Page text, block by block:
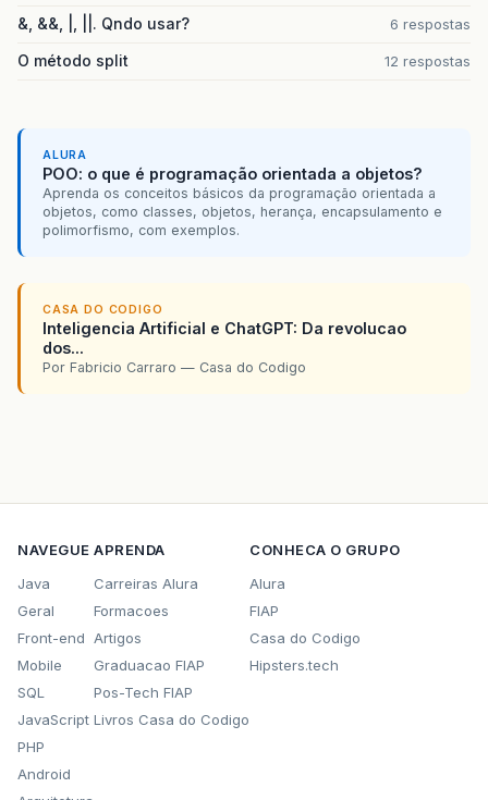
&, &&, |, ||. Qndo usar? 6 respostas
O método split 12 respostas
ALURA
POO: o que é programação orientada a objetos?
Aprenda os conceitos básicos da programação orientada a
objetos, como classes, objetos, herança, encapsulamento e
polimorfismo, com exemplos.
CASA DO CODIGO
Inteligencia Artificial e ChatGPT: Da revolucao
dos...
Por Fabricio Carraro — Casa do Codigo
NAVEGUE
Java
Geral
Front-end
Mobile
SQL
JavaScript
PHP
Android
APRENDA
Carreiras Alura
Formacoes
Artigos
Graduacao FIAP
Pos-Tech FIAP
Livros Casa do Codigo
CONHECA O GRUPO
Alura
FIAP
Casa do Codigo
Hipsters.tech